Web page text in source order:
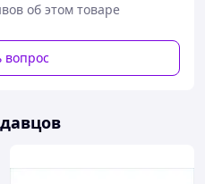
об этом товаре
вопрос